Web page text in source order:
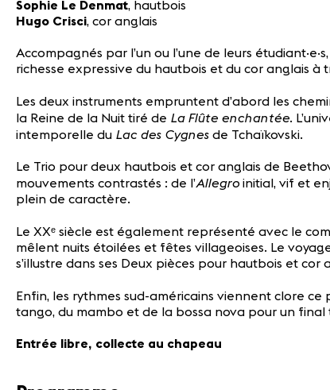
Sophie Le Denmat, hautbois
Hugo Crisci, cor anglais
Accompagnés par l’un ou l’une de leurs
richesse expressive du hautbois et du cor anglais
Les deux instruments empruntent d’abord les
la Reine de la Nuit tiré de La Flûte enchantée.
intemporelle du Lac des Cygnes de Tchaïkovski.
Le Trio pour deux hautbois et cor anglais de
mouvements contrastés : de l’Allegro initial, vif et
plein de caractère.
Le XXᵉ siècle est également représenté avec le
mêlent nuits étoilées et fêtes villageoises. Le
s’illustre dans ses Deux pièces pour hautbois et cor
Enfin, les rythmes sud-américains viennent clore ce
tango, du mambo et de la bossa nova pour un final
Entrée libre, collecte au chapeau